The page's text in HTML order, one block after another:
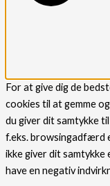
For at give dig de
cookies til at gemme
du giver dit samtykke
f.eks. browsingadfærd
ikke giver dit
have en negativ